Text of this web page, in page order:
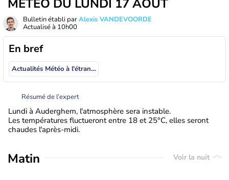
MÉTÉO DU LUNDI 17 AOÛT
Bulletin établi parAlexis VANDEVOORDE
Actualisé à 10h00
En bref
Actualités Météo à l'étranger
Résumé de l’expert
Lundi à Auderghem, l'atmosphère sera instable.
Les températures fluctueront entre 18 et 25°C, elles seront
chaudes l'après-midi.
Matin Voir la nuit